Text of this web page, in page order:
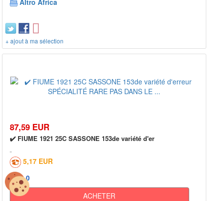
Altro Africa
+ ajout à ma sélection
87,59 EUR
✔️ FIUME 1921 25C SASSONE 153de variété d'er
5,17 EUR
0
ACHETER